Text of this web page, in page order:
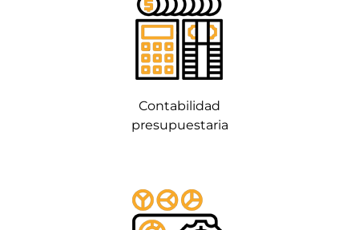
Contabilidad
presupuestaria